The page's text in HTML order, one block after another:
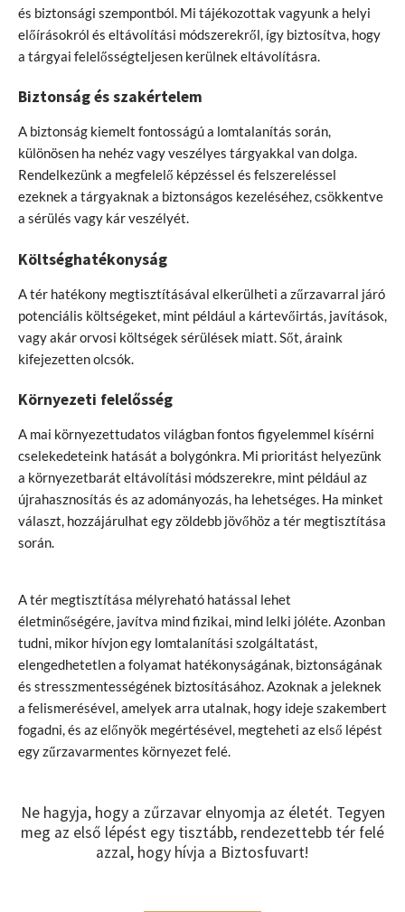
és biztonsági szempontból. Mi tájékozottak vagyunk a helyi
előírásokról és eltávolítási módszerekről, így biztosítva, hogy
a tárgyai felelősségteljesen kerülnek eltávolításra.
Biztonság és szakértelem
A biztonság kiemelt fontosságú a lomtalanítás során,
különösen ha nehéz vagy veszélyes tárgyakkal van dolga.
Rendelkezünk a megfelelő képzéssel és felszereléssel
ezeknek a tárgyaknak a biztonságos kezeléséhez, csökkentve
a sérülés vagy kár veszélyét.
Költséghatékonyság
A tér hatékony megtisztításával elkerülheti a zűrzavarral járó
potenciális költségeket, mint például a kártevőirtás, javítások,
vagy akár orvosi költségek sérülések miatt. Sőt, áraink
kifejezetten olcsók.
Környezeti felelősség
A mai környezettudatos világban fontos figyelemmel kísérni
cselekedeteink hatását a bolygónkra. Mi prioritást helyezünk
a környezetbarát eltávolítási módszerekre, mint például az
újrahasznosítás és az adományozás, ha lehetséges. Ha minket
választ, hozzájárulhat egy zöldebb jövőhöz a tér megtisztítása
során.
A tér megtisztítása mélyreható hatással lehet
életminőségére, javítva mind fizikai, mind lelki jóléte. Azonban
tudni, mikor hívjon egy lomtalanítási szolgáltatást,
elengedhetetlen a folyamat hatékonyságának, biztonságának
és stresszmentességének biztosításához. Azoknak a jeleknek
a felismerésével, amelyek arra utalnak, hogy ideje szakembert
fogadni, és az előnyök megértésével, megteheti az első lépést
egy zűrzavarmentes környezet felé.
Ne hagyja, hogy a zűrzavar elnyomja az életét. Tegyen
meg az első lépést egy tisztább, rendezettebb tér felé
azzal, hogy hívja a Biztosfuvart!